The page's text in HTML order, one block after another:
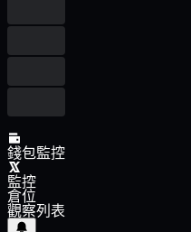
錢包監控
監控
倉位
觀察列表